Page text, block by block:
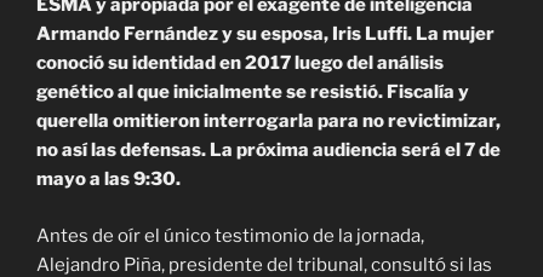
ESMA y apropiada por el exagente de inteligencia
Armando Fernández y su esposa, Iris Luffi. La mujer
conoció su identidad en 2017 luego del análisis
genético al que inicialmente se resistió. Fiscalía y
querella omitieron interrogarla para no revictimizar,
no así las defensas. La próxima audiencia será el 7 de
mayo a las 9:30.
Antes de oír el único testimonio de la jornada,
Alejandro Piña, presidente del tribunal, consultó si las